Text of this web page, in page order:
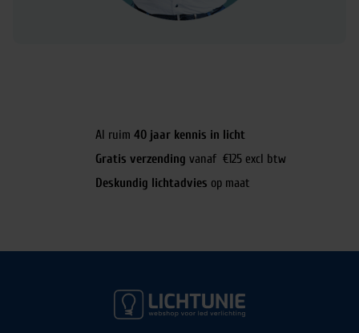
Al ruim 40 jaar kennis in licht
Gratis verzending vanaf €125 excl btw
Deskundig lichtadvies op maat